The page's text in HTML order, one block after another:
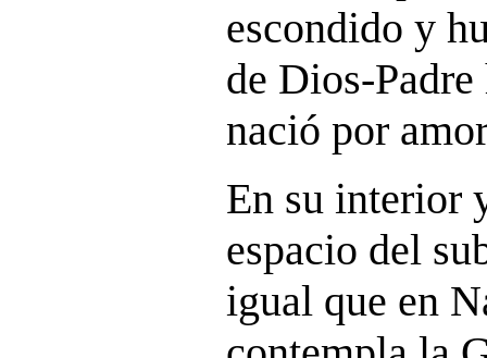
escondido y
de Dios-
nació por
En su interior
espacio del
igual que en